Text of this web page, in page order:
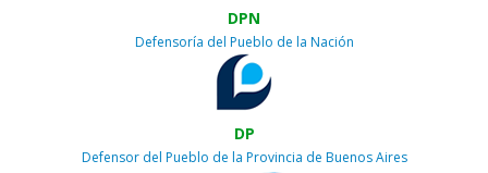
DPN
Defensoría del Pueblo de la Nación
DP
Defensor del Pueblo de la Provincia de Buenos Aires